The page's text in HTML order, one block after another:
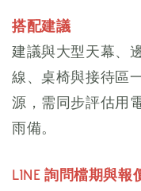
搭配建議
建議與大型天幕、
線、桌椅與接待區
源，需同步評估用
雨備。
LINE 詢問檔期與報